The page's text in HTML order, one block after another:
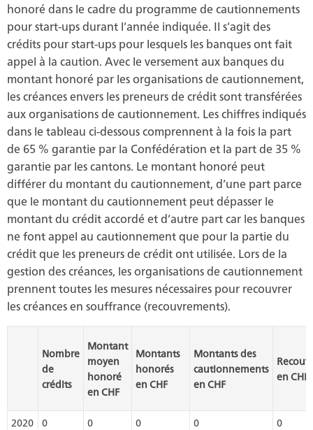
honoré dans le cadre du programme de cautionnements
pour start-ups durant l’année indiquée. Il s’agit des
crédits pour start-ups pour lesquels les banques ont fait
appel à la caution. Avec le versement aux banques du
montant honoré par les organisations de cautionnement,
les créances envers les preneurs de crédit sont transférées
aux organisations de cautionnement. Les chiffres indiqués
dans le tableau ci-dessous comprennent à la fois la part
de 65 % garantie par la Confédération et la part de 35 %
garantie par les cantons. Le montant honoré peut
différer du montant du cautionnement, d’une part parce
que le montant du cautionnement peut dépasser le
montant du crédit accordé et d’autre part car les banques
ne font appel au cautionnement que pour la partie du
crédit que les preneurs de crédit ont utilisée. Lors de la
gestion des créances, les organisations de cautionnement
prennent toutes les mesures nécessaires pour recouvrer
les créances en souffrance (recouvrements).
Nombre
de
crédits
Montant
moyen
honoré
en CHF
Montants
honorés
en CHF
Montants des
cautionnements
en CHF
en CHF
2020 0 0 0 0
0